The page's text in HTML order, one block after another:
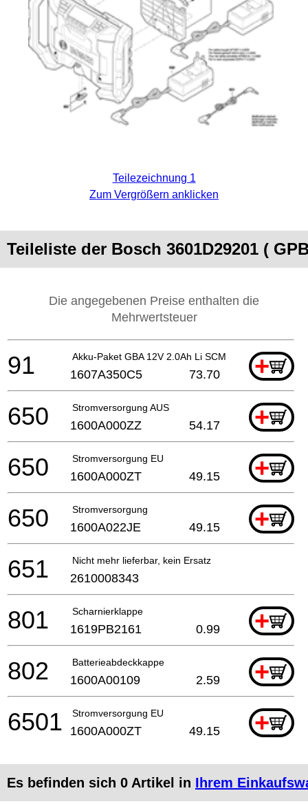
Teilezeichnung 1
Zum Vergrößern anklicken
Teileliste der Bosch 3601D29201 (
Die angegebenen Preise enthalten die
Mehrwertsteuer
Akku-Paket GBA 12V 2.0Ah Li SCM +
91 1607A350C5 73.70
Stromversorgung AUS +
650 1600A000ZZ 54.17
Stromversorgung EU +
650 1600A000ZT 49.15
Stromversorgung +
650 1600A022JE 49.15
Nicht mehr lieferbar, kein Ersatz
651 2610008343
Scharnierklappe +
801 1619PB2161 0.99
Batterieabdeckkappe +
802 1600A00109 2.59
Stromversorgung EU +
6501 1600A000ZT 49.15
Es befinden sich 0 Artikel in Ihrem